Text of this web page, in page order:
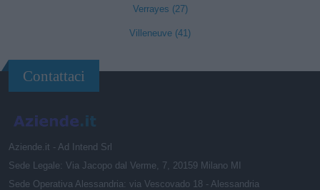
Verrayes (27)
Villeneuve (41)
Contattaci
Aziende.it - Ad Intend Srl
Sede Legale: Via Jacopo dal Verme, 7, 20159 Milano MI
Sede Operativa Alessandria: via Vescovado 18 - Alessandria